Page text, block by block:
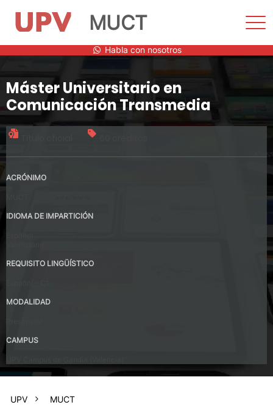
contenido
MUCT
Habla con nosotros
Máster Universitario en
Comunicación Transmedia
ACRÓNIMO
IDIOMA DE IMPARTICIÓN
REQUISITO LINGÜÍSTICO
MODALIDAD
CAMPUS
UPV MUCT